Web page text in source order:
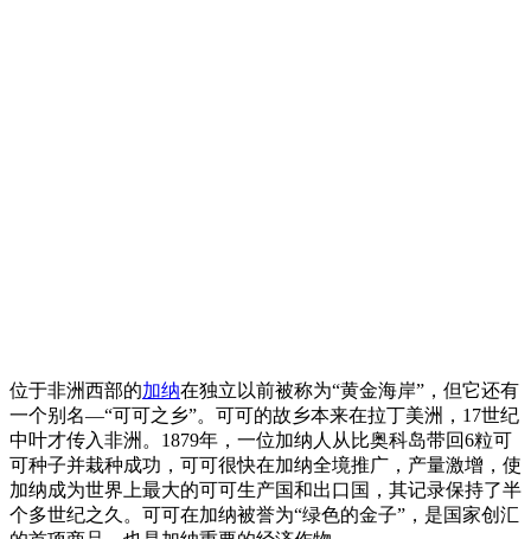
位于非洲西部的加纳在独立以前被称为“黄金海岸”，但它还有
一个别名—“可可之乡”。可可的故乡本来在拉丁美洲，17世纪
中叶才传入非洲。1879年，一位加纳人从比奥科岛带回6粒可
可种子并栽种成功，可可很快在加纳全境推广，产量激增，使
加纳成为世界上最大的可可生产国和出口国，其记录保持了半
个多世纪之久。可可在加纳被誉为“绿色的金子”，是国家创汇